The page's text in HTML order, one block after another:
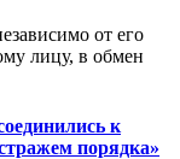
от его
лицу, в обмен
к
порядка»